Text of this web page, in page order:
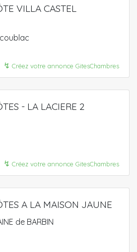
VILLA CASTEL
↯ Créez votre annonce GitesChambres
- LA LACIERE 2
↯ Créez votre annonce GitesChambres
A LA MAISON JAUNE
de BARBIN